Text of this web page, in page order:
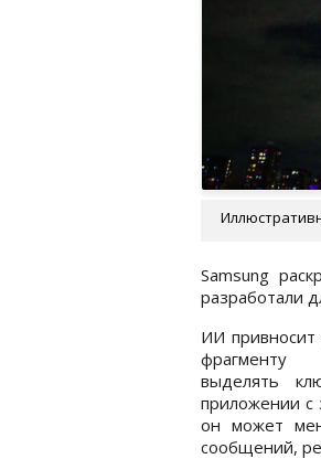
Samsung
разработали
ИИ привносит
фрагменту
выделять
приложении с
он может
сообщений,